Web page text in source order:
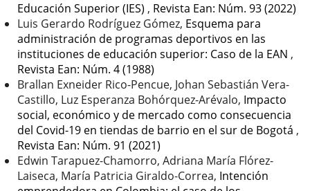
Educación Superior (IES) , Revista Ean: Núm. 93 (2022)
Luis Gerardo Rodríguez Gómez, Esquema para
administración de programas deportivos en las
instituciones de educación superior: Caso de la EAN ,
Revista Ean: Núm. 4 (1988)
Brallan Exneider Rico-Pencue, Johan Sebastián Vera-
Castillo, Luz Esperanza Bohórquez-Arévalo, Impacto
social, económico y de mercado como consecuencia
del Covid-19 en tiendas de barrio en el sur de Bogotá ,
Revista Ean: Núm. 91 (2021)
Edwin Tarapuez-Chamorro, Adriana María Flórez-
Laiseca, María Patricia Giraldo-Correa, Intención